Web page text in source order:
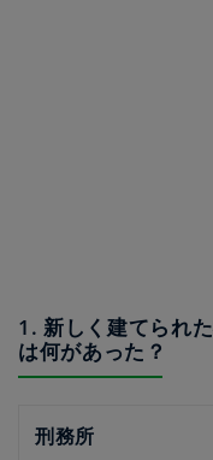
1. 新しく建てられ
は何があった？
刑務所